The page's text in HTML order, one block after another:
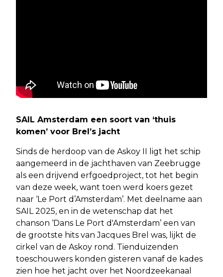
SAIL Amsterdam een soort van ‘thuis
komen’ voor Brel’s jacht
Sinds de herdoop van de Askoy II ligt het schip
aangemeerd in de jachthaven van Zeebrugge
als een drijvend erfgoedproject, tot het begin
van deze week, want toen werd koers gezet
naar ‘Le Port d’Amsterdam’. Met deelname aan
SAIL 2025, en in de wetenschap dat het
chanson ‘Dans Le Port d'Amsterdam’ een van
de grootste hits van Jacques Brel was, lijkt de
cirkel van de Askoy rond. Tienduizenden
toeschouwers konden gisteren vanaf de kades
zien hoe het jacht over het Noordzeekanaal